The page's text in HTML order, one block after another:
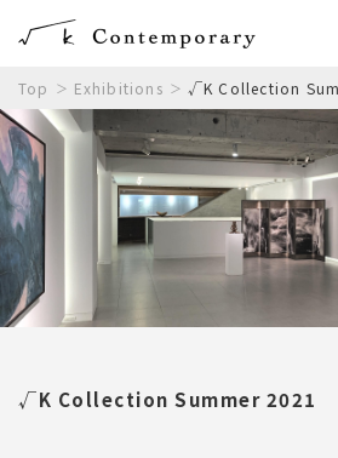
Top Exhibitions √K Collection
√K Collection Summer 2021